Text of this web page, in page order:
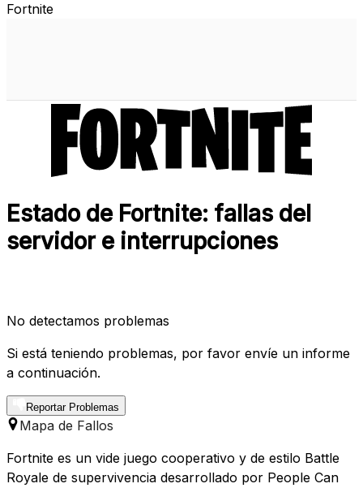
Fortnite
Estado de Fortnite: fallas del
servidor e interrupciones
No detectamos problemas
Si está teniendo problemas, por favor envíe un informe
a continuación.
Reportar Problemas
Mapa de Fallos
Fortnite es un vide juego cooperativo y de estilo Battle
Royale de supervivencia desarrollado por People Can